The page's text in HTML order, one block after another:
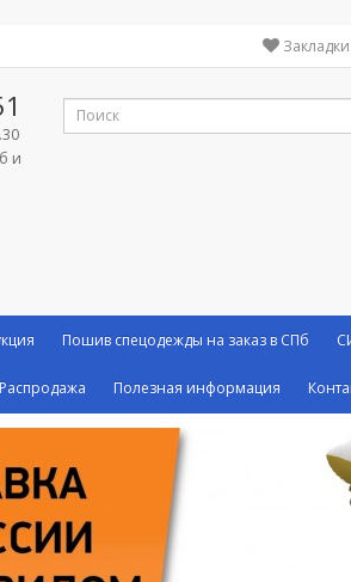
Закладки
и
Пошив спецодежды на заказ в СПб
Распродажа Полезная информация